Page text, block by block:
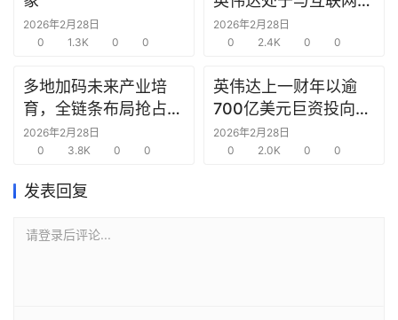
创
窗
商
链
合
2026年2月28日
0
1.3K 0 0
沫时期思科同样的“危
险境地”
2026年2月28日
0
2.4K 0 0
多地加码未来产业培
育，全链条布局抢占新
赛道先机
2026年2月28日
0
3.8K 0 0
英伟达上一财年以逾
700亿美元巨资投向合
作方，竭力巩固AI芯片
需求
2026年2月28日
0
2.0K 0 0
发表回复
请登录后评论...